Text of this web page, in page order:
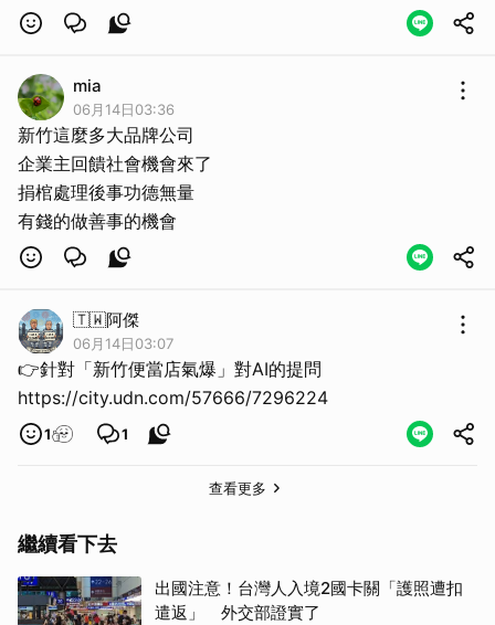
mia
06月14日03:36
新竹這麼多大品牌公司
企業主回饋社會機會來了
捐棺處理後事功德無量
有錢的做善事的機會
🇹🇼阿傑
06月14日03:07
👉針對「新竹便當店氣爆」對AI的提問
https://city.udn.com/57666/7296224
1 1
查看更多
繼續看下去
出國注意！台灣人入境2國卡關「護照遭扣
遣返」 外交部證實了